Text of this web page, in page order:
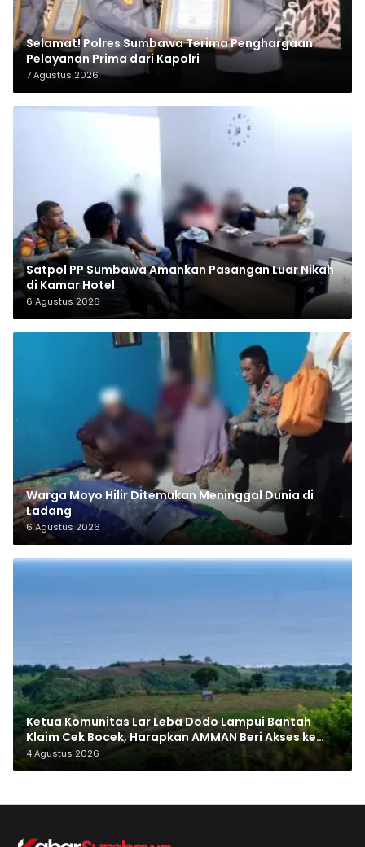
Selamat! Polres Sumbawa Terima Penghargaan
Pelayanan Prima dari Kapolri
7 Agustus 2026
Satpol PP Sumbawa Amankan Pasangan Luar Nikah
di Kamar Hotel
6 Agustus 2026
Warga Moyo Hilir Ditemukan Meninggal Dunia di
Ladang
6 Agustus 2026
Ketua Komunitas Lar Leba Dodo Lampui Bantah
Klaim Cek Bocek, Harapkan AMMAN Beri Akses ke
Makam Leluhur
4 Agustus 2026